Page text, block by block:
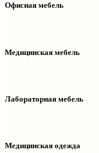
Офисная мебель
Надстройки
Столы рабочие
Шкафы колонки
Медицинская мебель
Шкафы колонки
Лабораторная мебель
Тумбы мойки
Медицинская одежда